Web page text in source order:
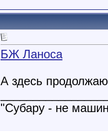
БЖ Ланоса
А здесь
"Субару - не